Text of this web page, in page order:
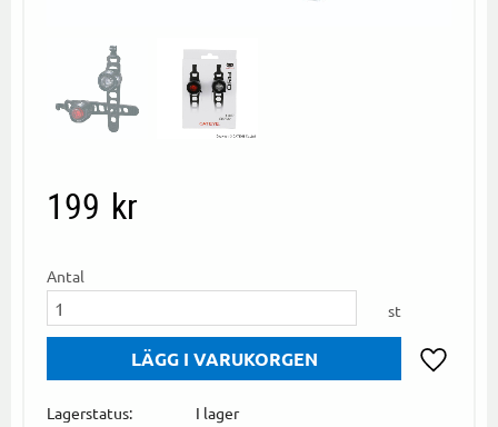
199 kr
Antal
st
Lagerstatus
I lager